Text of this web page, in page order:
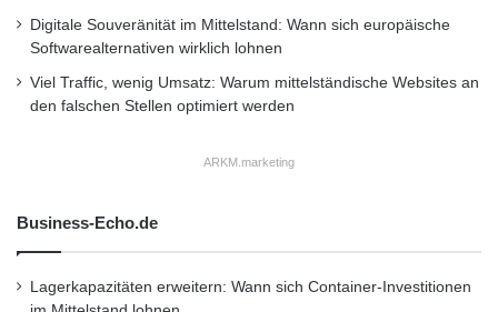
Digitale Souveränität im Mittelstand: Wann sich europäische
Softwarealternativen wirklich lohnen
Viel Traffic, wenig Umsatz: Warum mittelständische Websites an
den falschen Stellen optimiert werden
ARKM.marketing
Business-Echo.de
Lagerkapazitäten erweitern: Wann sich Container-Investitionen